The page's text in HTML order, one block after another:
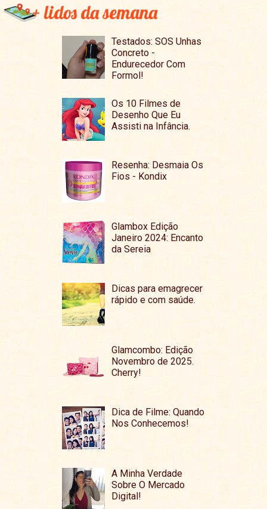
+ lidos da semana
Testados: SOS Unhas
Concreto -
Endurecedor Com
Formol!
Os 10 Filmes de
Desenho Que Eu
Assisti na Infância.
Resenha: Desmaia Os
Fios - Kondix
Glambox Edição
Janeiro 2024: Encanto
da Sereia
Dicas para emagrecer
rápido e com saúde.
Glamcombo: Edição
Novembro de 2025.
Cherry!
Dica de Filme: Quando
Nos Conhecemos!
A Minha Verdade
Sobre O Mercado
Digital!